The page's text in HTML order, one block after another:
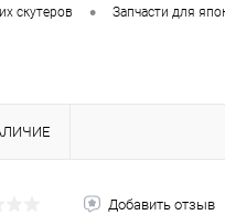
скутеров • Запчасти для
Добавить отзыв